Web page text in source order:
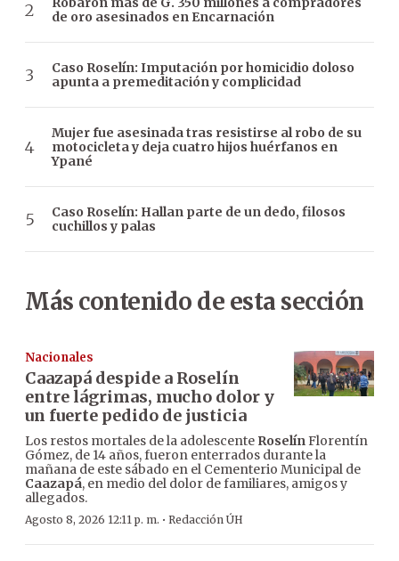
de oro asesinados en Encarnación
Caso Roselín: Imputación por homicidio doloso
apunta a premeditación y complicidad
Mujer fue asesinada tras resistirse al robo de su
motocicleta y deja cuatro hijos huérfanos en
Ypané
Caso Roselín: Hallan parte de un dedo, filosos
cuchillos y palas
Más contenido de esta sección
Nacionales
Caazapá despide a Roselín
entre lágrimas, mucho dolor y
un fuerte pedido de justicia
Los restos mortales de la adolescente RoselínFlorentín
Gómez, de 14 años, fueron enterrados durante la
mañana de este sábado en el Cementerio Municipal de
Caazapá, en medio del dolor de familiares, amigos y
allegados.
Agosto 8, 2026 12:11 p. m. · Redacción ÚH